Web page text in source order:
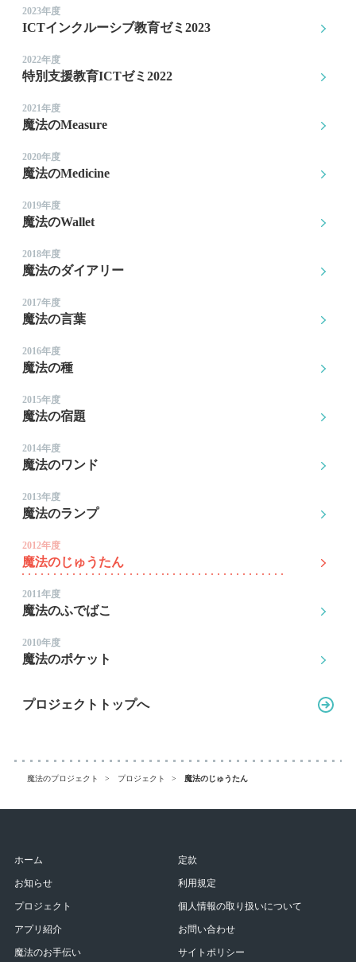
魔法のプロジェクト プロジェクト 魔法のじゅうたん
2023年度
ICTインクルーシブ教育ゼミ2023
2022年度
特別支援教育ICTゼミ2022
2021年度
魔法のMeasure
2020年度
魔法のMedicine
2019年度
魔法のWallet
2018年度
魔法のダイアリー
2017年度
魔法の言葉
2016年度
魔法の種
2015年度
魔法の宿題
2014年度
魔法のワンド
2013年度
魔法のランプ
2012年度
魔法のじゅうたん
2011年度
魔法のふでばこ
2010年度
魔法のポケット
プロジェクトトップへ
ホーム
お知らせ
プロジェクト
アプリ紹介
魔法のお手伝い
定款
利用規定
個人情報の取り扱いについて
お問い合わせ
サイトポリシー